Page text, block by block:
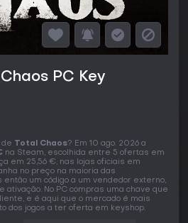
PC Key
de Total Chaos? Em 10 ago. 2026 a
na Steam, escolhida entre 5 ofertas em
em 25,56 €, nas lojas oficiais em
no preço na maioria das
um código a um vendedor externo,
ativação. No PC compras uma chave que
e é aqui que o mercado é mais
dos jogos a ter oferta em keyshop.